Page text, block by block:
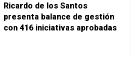
Ricardo de los Santos
presenta balance de gestión
con 416 iniciativas aprobadas